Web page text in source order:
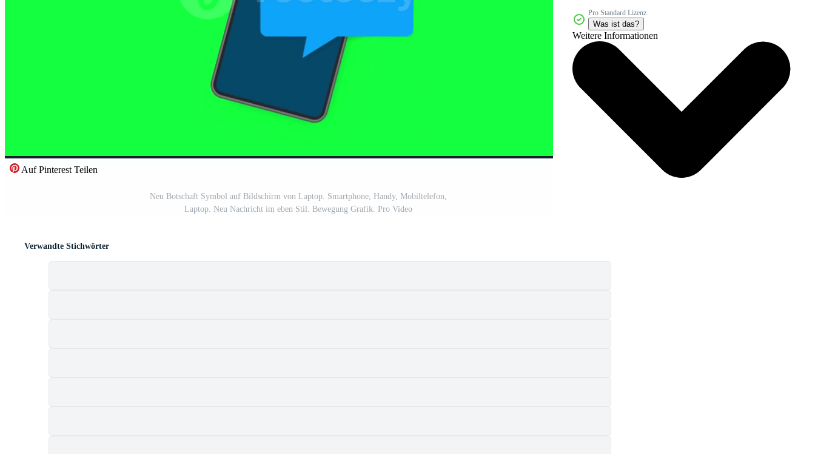
Auf Pinterest Teilen
Neu Botschaft Symbol auf Bildschirm von Laptop. Smartphone, Handy, Mobiltelefon,
Laptop. Neu Nachricht im eben Stil. Bewegung Grafik. Pro Video
Pro Standard Lizenz
Was ist das?
Weitere Informationen
Verwandte Stichwörter